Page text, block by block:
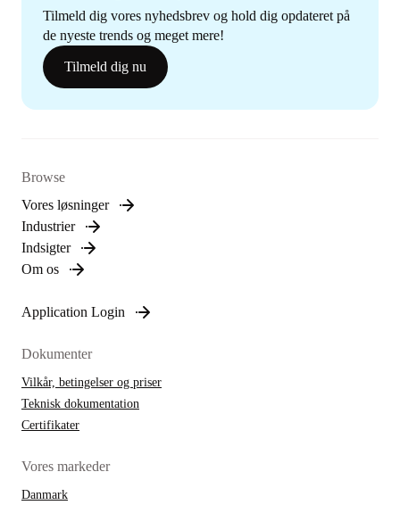
Tilmeld dig vores nyhedsbrev og hold dig opdateret på
de nyeste trends og meget mere!
Tilmeld dig nu
Browse
Vores løsninger
Industrier
Indsigter
Om os
Application Login
Dokumenter
Vilkår, betingelser og priser
Teknisk dokumentation
Certifikater
Vores markeder
Danmark